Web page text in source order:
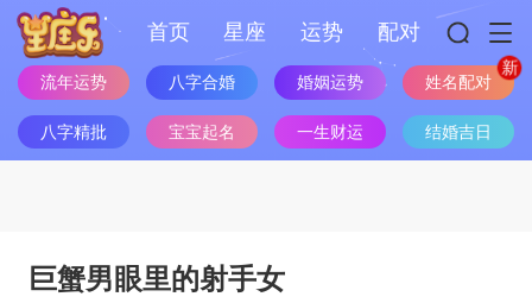
首页 星座 运势 配对
流年运势 八字合婚 婚姻运势 姓名配对
八字精批 宝宝起名 一生财运 结婚吉日
巨蟹男眼里的射手女